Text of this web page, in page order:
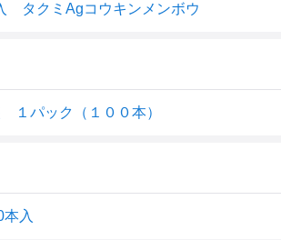
タクミAgコウキンメンボウ
パック（１００本）
入